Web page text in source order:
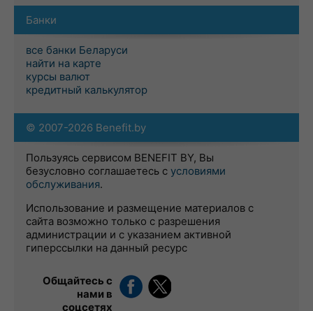
Банки
все банки Беларуси
найти на карте
курсы валют
кредитный калькулятор
© 2007-2026 Benefit.by
Пользуясь сервисом BENEFIT BY, Вы
безусловно соглашаетесь с условиями
обслуживания.
Использование и размещение материалов с
сайта возможно только с разрешения
администрации и с указанием активной
гиперссылки на данный ресурс
Общайтесь с
нами в
соцсетях